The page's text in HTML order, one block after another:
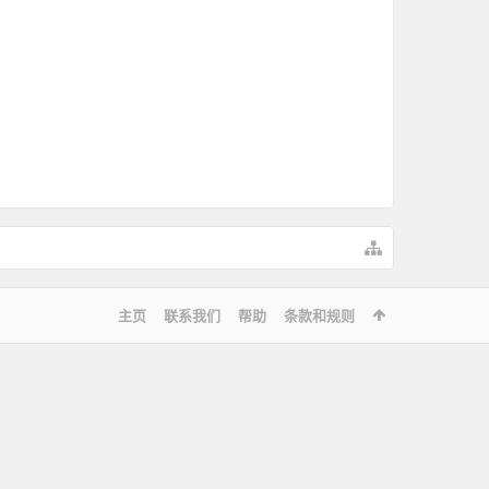
主页 联系我们 帮助 条款和规则